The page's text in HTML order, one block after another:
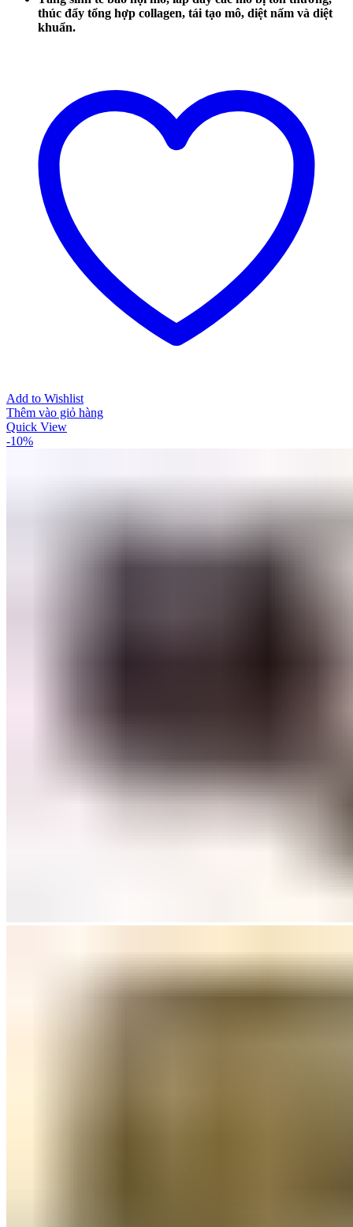
thúc đẩy tổng hợp collagen, tái tạo mô, diệt nấm và diệt
khuẩn.
Add to Wishlist
Thêm vào giỏ hàng
Quick View
-10%